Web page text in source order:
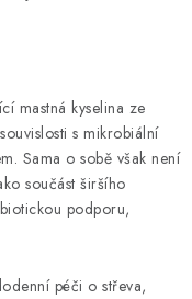
mastná kyselina ze
s mikrobiální
Sama o sobě však není
součást širšího
podporu,
péči o střeva,